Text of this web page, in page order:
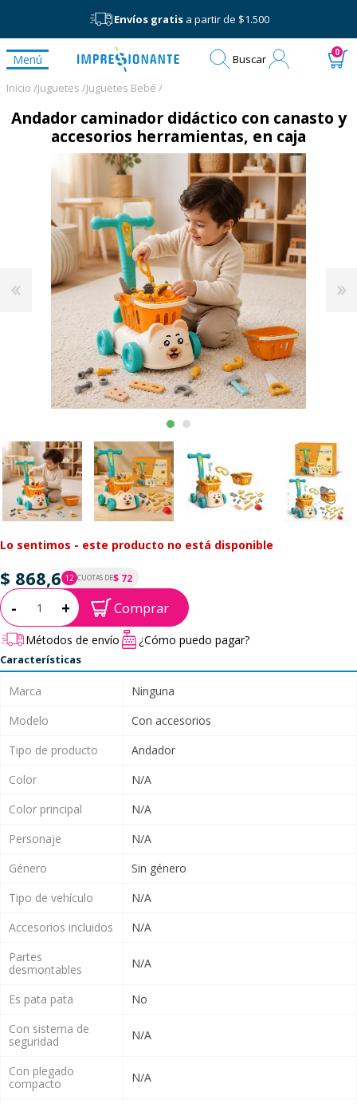
Envíos gratisa partir de $1.500
Menú Buscar 0
Inicio /Juguetes /Juguetes Bebé /
Andador caminador didáctico con canasto y
accesorios herramientas, en caja
Lo sentimos - este producto no está disponible
$ 868,6 12 CUOTAS DE$ 72
P.T.F. $ 869
Cantidad:
- + Comprar
Métodos de envío ¿Cómo puedo pagar?
Características
Marca
Ninguna
Modelo
Con accesorios
Tipo de producto
Andador
Color
N/A
Color principal
N/A
Personaje
N/A
Género
Sin género
Tipo de vehículo
N/A
Accesorios incluidos
N/A
Partes
desmontables
N/A
Es pata pata
No
Con sistema de
seguridad
N/A
Con plegado
compacto
N/A